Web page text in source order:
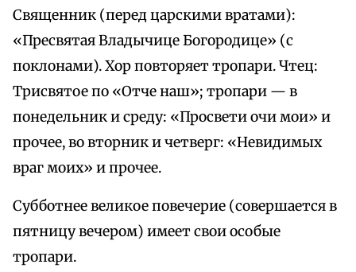
Священник (перед царскими вратами):
«Пресвятая Владычице Богородице» (с
поклонами). Хор повторяет тропари. Чтец:
Трисвятое по «Отче наш»; тропари — в
понедельник и среду: «Просвети очи мои» и
прочее, во вторник и четверг: «Невидимых
враг моих» и прочее.
Субботнее великое повечерие (совершается в
пятницу вечером) имеет свои особые
тропари.